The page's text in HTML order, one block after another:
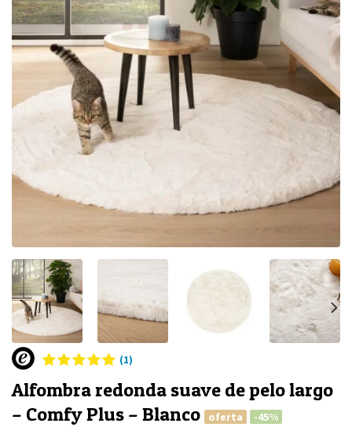
(1)
Alfombra redonda suave de pelo largo
– Comfy Plus – Blanco
oferta -45%